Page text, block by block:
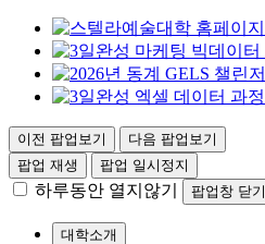
이전 팝업보기
다음 팝업보기
팝업 재생
팝업 일시정지
하루동안 열지않기 팝업창 닫기
대학소개